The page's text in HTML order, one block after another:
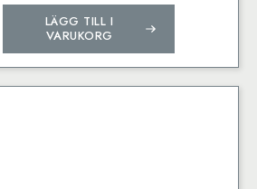
LÄGG TILL I
VARUKORG